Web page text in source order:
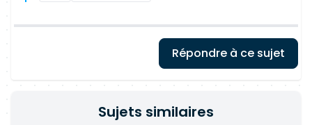
Répondre à ce sujet
Sujets similaires